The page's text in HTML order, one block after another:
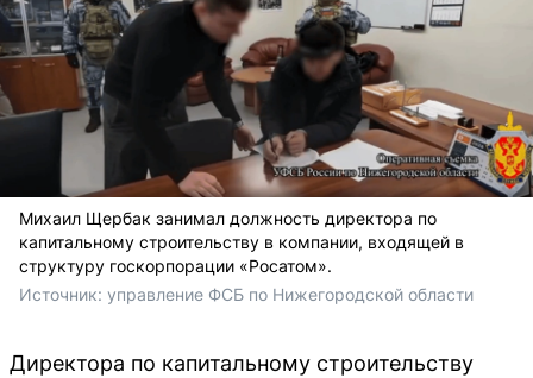
Михаил Щербак занимал должность директора по
капитальному строительству в компании, входящей в
структуру госкорпорации «Росатом».
Источник: управление ФСБ по Нижегородской области
Директора по капитальному строительству